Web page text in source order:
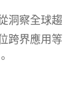
洞察全球趨
跨界應用等